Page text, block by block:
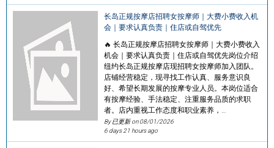
长岛正规按摩店招聘女按摩师｜大费小费收入机
会｜要求认真负责｜住店或自驾优先
🔥 长岛正规按摩店招聘女按摩师｜大费小费收入
机会｜要求认真负责｜住店或自驾优先岗位介绍
纽约长岛正规按摩店现招聘女按摩师加入团队。
店铺经营稳定，现寻找工作认真、服务意识良
好、希望长期发展的按摩专业人员。本岗位适合
有按摩经验、手法稳定、注重服务品质的求职
者。店内重视工作态度和职业素养，…
By 已更新 on08/01/2026
6 days 21 hours ago